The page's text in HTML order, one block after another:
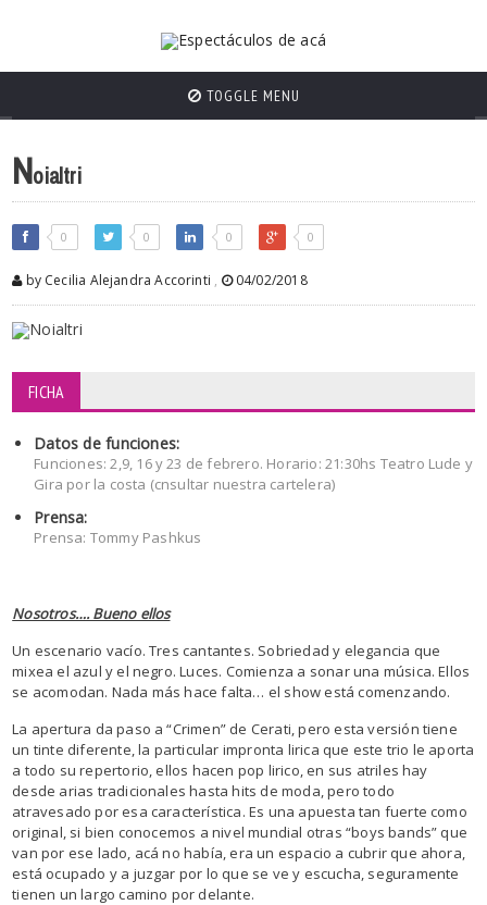
TOGGLE MENU
Noialtri
0 0 0 0
by Cecilia Alejandra Accorinti , 04/02/2018
FICHA
Datos de funciones:
Funciones: 2,9, 16 y 23 de febrero. Horario: 21:30hs Teatro Lude y
Gira por la costa (cnsultar nuestra cartelera)
Prensa:
Prensa: Tommy Pashkus
Nosotros…. Bueno ellos
Un escenario vacío. Tres cantantes. Sobriedad y elegancia que
mixea el azul y el negro. Luces. Comienza a sonar una música. Ellos
se acomodan. Nada más hace falta… el show está comenzando.
La apertura da paso a “Crimen” de Cerati, pero esta versión tiene
un tinte diferente, la particular impronta lirica que este trio le aporta
a todo su repertorio, ellos hacen pop lirico, en sus atriles hay
desde arias tradicionales hasta hits de moda, pero todo
atravesado por esa característica. Es una apuesta tan fuerte como
original, si bien conocemos a nivel mundial otras “boys bands” que
van por ese lado, acá no había, era un espacio a cubrir que ahora,
está ocupado y a juzgar por lo que se ve y escucha, seguramente
tienen un largo camino por delante.